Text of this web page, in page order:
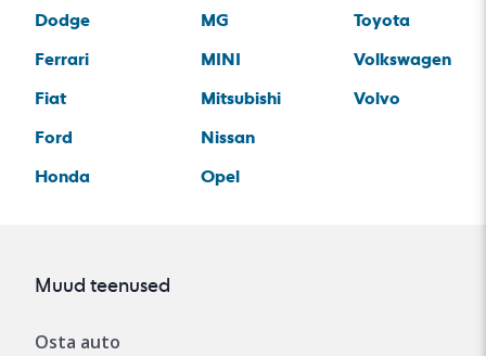
Dodge
Ferrari
Fiat
Ford
Honda
MG
MINI
Mitsubishi
Nissan
Opel
Toyota
Volkswagen
Volvo
Muud teenused
Osta auto